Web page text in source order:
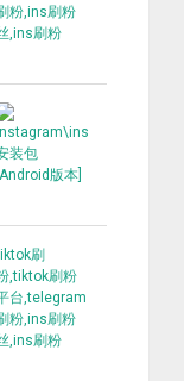
粉,ins刷粉
,ins刷粉
刷
,tiktok刷粉
台,telegram
粉,ins刷粉
,ins刷粉